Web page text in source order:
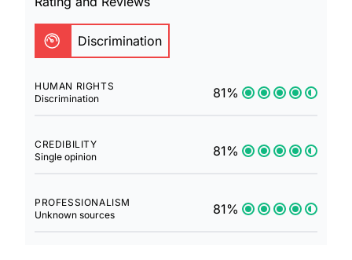
Discrimination
HUMAN RIGHTS
Discrimination
81%
CREDIBILITY
Single opinion
81%
PROFESSIONALISM
Unknown sources
81%